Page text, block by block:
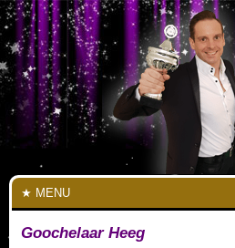
MENU
Goochelaar Heeg